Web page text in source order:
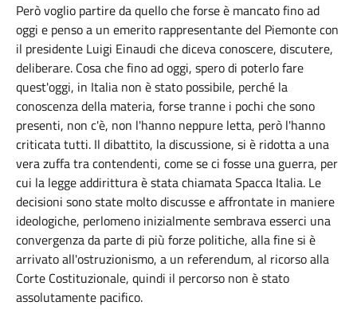
Però voglio partire da quello che forse è mancato fino ad
oggi e penso a un emerito rappresentante del Piemonte con
il presidente Luigi Einaudi che diceva conoscere, discutere,
deliberare. Cosa che fino ad oggi, spero di poterlo fare
quest'oggi, in Italia non è stato possibile, perché la
conoscenza della materia, forse tranne i pochi che sono
presenti, non c'è, non l'hanno neppure letta, però l'hanno
criticata tutti. Il dibattito, la discussione, si è ridotta a una
vera zuffa tra contendenti, come se ci fosse una guerra, per
cui la legge addirittura è stata chiamata Spacca Italia. Le
decisioni sono state molto discusse e affrontate in maniere
ideologiche, perlomeno inizialmente sembrava esserci una
convergenza da parte di più forze politiche, alla fine si è
arrivato all'ostruzionismo, a un referendum, al ricorso alla
Corte Costituzionale, quindi il percorso non è stato
assolutamente pacifico.